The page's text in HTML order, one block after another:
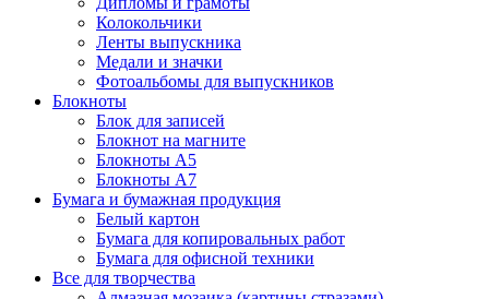
Колокольчики
Ленты выпускника
Медали и значки
Фотоальбомы для выпускников
Блокноты
Блок для записей
Блокнот на магните
Блокноты А5
Блокноты А7
Бумага и бумажная продукция
Белый картон
Бумага для копировальных работ
Бумага для офисной техники
Все для творчества